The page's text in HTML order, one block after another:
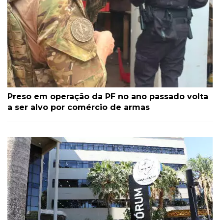
Preso em operação da PF no ano passado volta
a ser alvo por comércio de armas